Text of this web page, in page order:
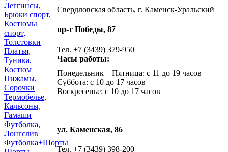
Леггинсы,
Брюки спорт,
Костюмы
спорт,
Толстовки
Платья,
Туника,
Костюм
Пижамы,
Сорочки
Термобелье,
Кальсоны,
Гамаши
Футболка,
Лонгслив
Футболка+Шорты
Свердловская область, г. Каменск-Уральский
пр-т Победы, 87
Тел. +7 (3439) 379-950
Часы работы:
Понедельник – Пятница: с 11 до 19 часов
Суббота: с 10 до 17 часов
Воскресенье: с 10 до 17 часов
ул. Каменская, 86
Тел. +7 (3439) 398-200